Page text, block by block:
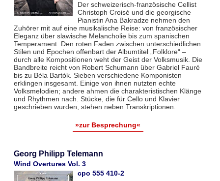
Der schweizerisch-französische Cellist
Christoph Croisé und die georgische
Pianistin Ana Bakradze nehmen den
Zuhörer mit auf eine musikalische Reise: von französischer
Eleganz über slawische Melancholie bis zum spanischen
Temperament. Den roten Faden zwischen unterschiedlichen
Stilen und Epochen offenbart der Albumtitel „Folklore“ –
durch alle Kompositionen weht der Geist der Volksmusik. Die
Bandbreite reicht von Robert Schumann über Gabriel Fauré
bis zu Béla Bartók. Sieben verschiedene Komponisten
erklingen insgesamt. Einige von ihnen nutzten echte
Volksmelodien; andere ahmen die charakteristischen Klänge
und Rhythmen nach. Stücke, die für Cello und Klavier
geschrieben wurden, stehen neben Transkriptionen.
»zur Besprechung«
Georg Philipp Telemann
Wind Overtures Vol. 3
cpo 555 410-2